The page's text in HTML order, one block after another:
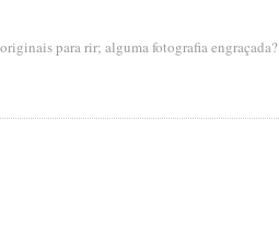
para rir; alguma fotografia engraçada?